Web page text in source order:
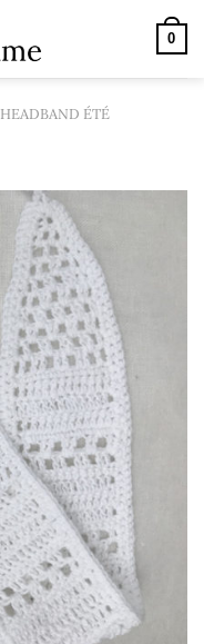
0
HEADBAND ÉTÉ